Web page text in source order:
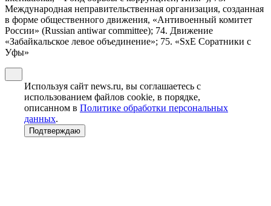
Международная неправительственная организация, созданная
в форме общественного движения, «Антивоенный комитет
России» (Russian antiwar committee); 74. Движение
«Забайкальское левое объединение»; 75. «SxE Соратники с
Уфы»
Используя сайт news.ru, вы соглашаетесь с
использованием файлов cookie, в порядке,
описанном в Политике обработки персональных
данных.
Подтверждаю